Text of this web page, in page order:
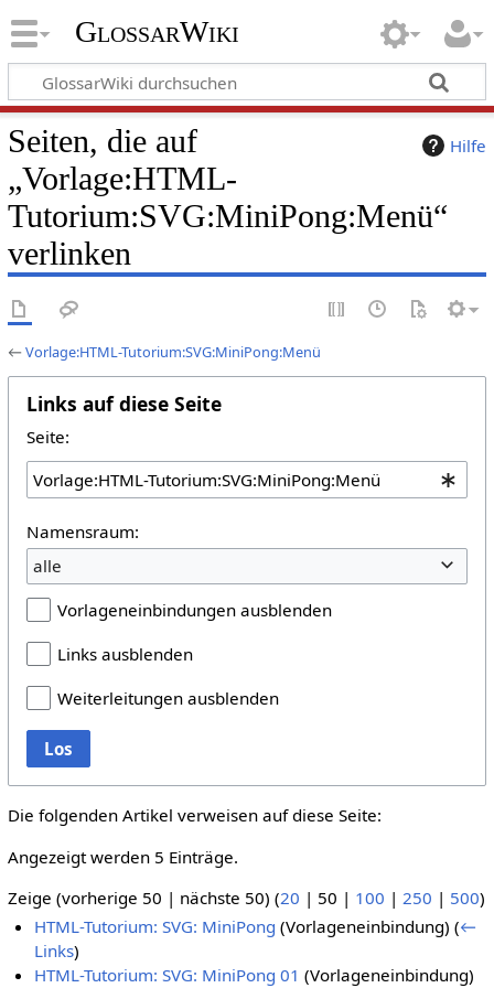
GlossarWiki
Hilfe
Seiten, die auf
„Vorlage:HTML-
Tutorium:SVG:MiniPong:Menü“
verlinken
←Vorlage:HTML-Tutorium:SVG:MiniPong:Menü
Links auf diese Seite
Seite:
Namensraum:
alle
Vorlageneinbindungen ausblenden
Links ausblenden
Weiterleitungen ausblenden
Los
Die folgenden Artikel verweisen auf diese Seite:
Angezeigt werden 5 Einträge.
Zeige (vorherige 50 | nächste 50) (20 | 50 | 100 | 250 | 500)
HTML-Tutorium: SVG: MiniPong (Vorlageneinbindung)(←
Links)
HTML-Tutorium: SVG: MiniPong 01 (Vorlageneinbindung)